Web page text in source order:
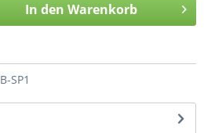
In den Warenkorb
SP1